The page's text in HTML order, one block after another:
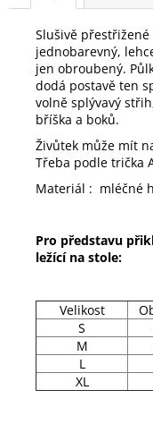
Slušivě
jednobarevný,
jen obroubený.
dodá postavě ten
volně splývavý
bříška a boků.
Živůtek může mít
Třeba podle trička
Materiál : mléčné
Pro představu
ležící na stole:
Velikost
S
M
L
XL